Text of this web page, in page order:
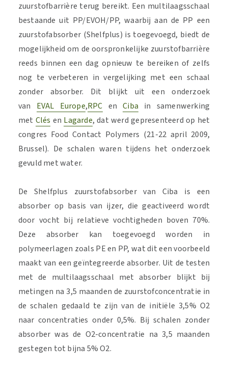
zuurstofbarrière terug bereikt. Een multilaagsschaal
bestaande uit PP/EVOH/PP, waarbij aan de PP een
zuurstofabsorber (Shelfplus) is toegevoegd, biedt de
mogelijkheid om de oorspronkelijke zuurstofbarrière
reeds binnen een dag opnieuw te bereiken of zelfs
nog te verbeteren in vergelijking met een schaal
zonder absorber. Dit blijkt uit een onderzoek
van EVAL Europe,RPC enCiba in samenwerking
met Clés en Lagarde, dat werd gepresenteerd op het
congres Food Contact Polymers (21-22 april 2009,
Brussel). De schalen waren tijdens het onderzoek
gevuld met water.
De Shelfplus zuurstofabsorber van Ciba is een
absorber op basis van ijzer, die geactiveerd wordt
door vocht bij relatieve vochtigheden boven 70%.
Deze absorber kan toegevoegd worden in
polymeerlagen zoals PE en PP, wat dit een voorbeeld
maakt van een geïntegreerde absorber. Uit de testen
met de multilaagsschaal met absorber blijkt bij
metingen na 3,5 maanden de zuurstofconcentratie in
de schalen gedaald te zijn van de initiële 3,5% O2
naar concentraties onder 0,5%. Bij schalen zonder
absorber was de O2-concentratie na 3,5 maanden
gestegen tot bijna 5% O2.